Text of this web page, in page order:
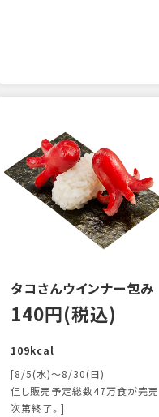
タコさんウインナー包み
140円(税込)
109kcal
[8/5(水)～8/30(日)
但し販売予定総数47万食が完売
次第終了。]